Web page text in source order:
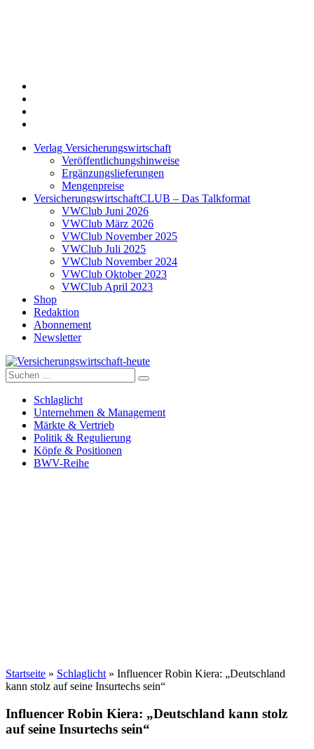
Verlag Versicherungswirtschaft
Veröffentlichungshinweise
Ergänzungslieferungen
Mengenpreise
VersicherungswirtschaftCLUB – Das Talkformat
VWClub Juni 2026
VWClub März 2026
VWClub November 2025
VWClub Juli 2025
VWClub November 2024
VWClub Oktober 2023
VWClub April 2023
Shop
Redaktion
Abonnement
Newsletter
Versicherungswirtschaft-heute
Suche
nach:
Schlaglicht
Unternehmen & Management
Märkte & Vertrieb
Politik & Regulierung
Köpfe & Positionen
BWV-Reihe
Startseite » Schlaglicht » Influencer Robin Kiera: „Deutschland
kann stolz auf seine Insurtechs sein“
Influencer Robin Kiera: „Deutschland kann stolz
auf seine Insurtechs sein“